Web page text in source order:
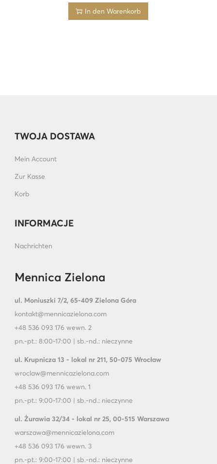
In den Warenkorb
TWOJA DOSTAWA
Mein Account
Zur Kasse
Korb
INFORMACJE
Nachrichten
Mennica Zielona
ul. Moniuszki 7/2, 65-409 Zielona Góra
kontakt@mennicazielona.com
+48 536 093 176 wewn. 2
pn.-pt.: 8:00-17:00 | sb.-nd.: nieczynne
ul. Krupnicza 13 - lokal nr 211, 50-075 Wrocław
wroclaw@mennicazielona.com
+48 536 093 176 wewn. 1
pn.-pt.: 9:00-17:00 | sb.-nd.: nieczynne
ul. Żurawia 32/34 - lokal nr 25, 00-515 Warszawa
warszawa@mennicazielona.com
+48 536 093 176 wewn. 3
pn.-pt.: 9:00-17:00 | sb.-nd.: nieczynne